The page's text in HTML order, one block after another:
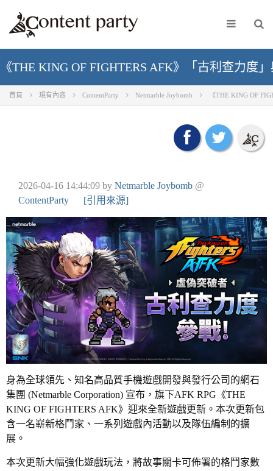
《THE KING OF FIGHTERS AFK》「古利查力度
首頁 現有內容 ContentParty Netmarble Joybomb 《THE KING OF
2026-04-16 14:44:09 by Netmarble Joybomb @
ContentParty
[引用來源]
身為全球領先、知名高品質手機遊戲開發與發行公司的網石
集團 (Netmarble Corporation) 宣布，旗下AFK RPG《THE
KING OF FIGHTERS AFK》迎來全新遊戲更新。本次更新包
含一名嶄新格鬥家、一系列遊戲內活動以及隊伍編制的擴
展。
本次更新大幅強化遊戲玩法，將故事關卡可佈署的格鬥家數